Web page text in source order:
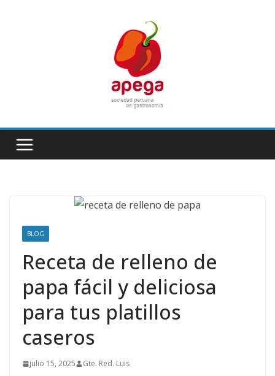
BLOG
Receta de relleno de
papa fácil y deliciosa
para tus platillos
caseros
julio 15, 2025 Gte. Red. Luis